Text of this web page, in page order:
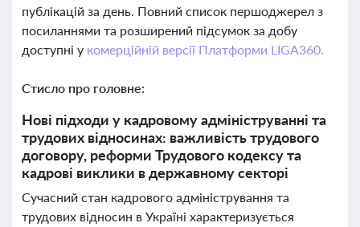
публікацій за день. Повний список першоджерел з
посиланнями та розширений підсумок за добу
доступні у комерційній версії Платформи LIGA360.
Стисло про головне:
Нові підходи у кадровому адмініструванні та
трудових відносинах: важливість трудового
договору, реформи Трудового кодексу та
кадрові виклики в державному секторі
Сучасний стан кадрового адміністрування та
трудових відносин в Україні характеризується